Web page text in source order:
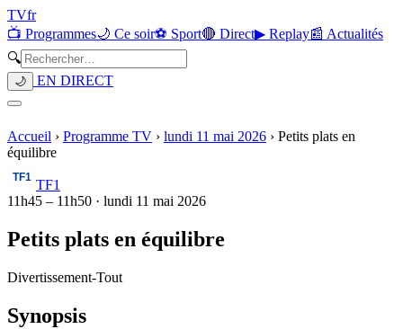
TVfr
📺 Programmes🌙 Ce soir⚽ Sport🔴 Direct▶ Replay📰 Actualités
🔍
🌙 EN DIRECT
Accueil › Programme TV › lundi 11 mai 2026 › Petits plats en
équilibre
TF1
11h45 – 11h50 · lundi 11 mai 2026
Petits plats en équilibre
Divertissement-Tout
Synopsis